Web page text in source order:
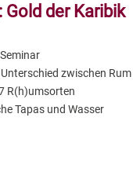
Gold der Karibik
zwischen
R(h)umsorten
Tapas und Wasser